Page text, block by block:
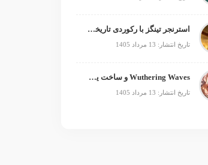
استرنجر تینگز با رکوردی تاریخی صدرنشین شد
تاریخ انتشار: 13 مرداد 1405
Wuthering Waves و ساخت یک فرنچایز بزرگ؛ از بازی تا انیمه
تاریخ انتشار: 13 مرداد 1405